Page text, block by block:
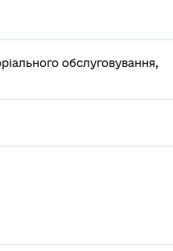
обслуговування,